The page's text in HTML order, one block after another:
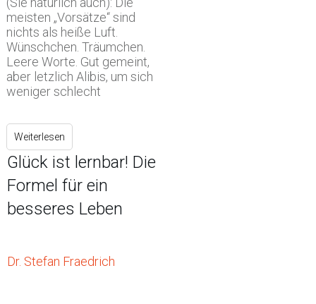
meisten „Vorsätze“ sind
nichts als heiße Luft.
Wünschchen. Träumchen.
Leere Worte. Gut gemeint,
aber letzlich Alibis, um sich
weniger schlecht
Weiterlesen
Glück ist lernbar! Die
Formel für ein
besseres Leben
Dr. Stefan Fraedrich